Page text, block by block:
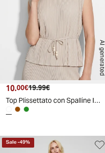
AI generated
Prezzo attuale
10.00€ Prezzo originale
19.99€
Top Plissettato con Spalline Imbottite - Bianco gesso
Sale-49%